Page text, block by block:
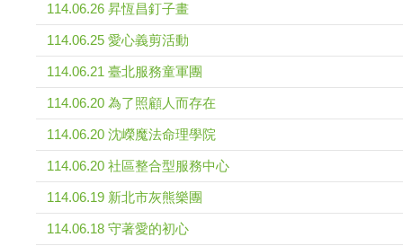
114.06.26 昇恆昌釘子畫
114.06.25 愛心義剪活動
114.06.21 臺北服務童軍團
114.06.20 為了照顧人而存在
114.06.20 沈嶸魔法命理學院
114.06.20 社區整合型服務中心
114.06.19 新北市灰熊樂團
114.06.18 守著愛的初心